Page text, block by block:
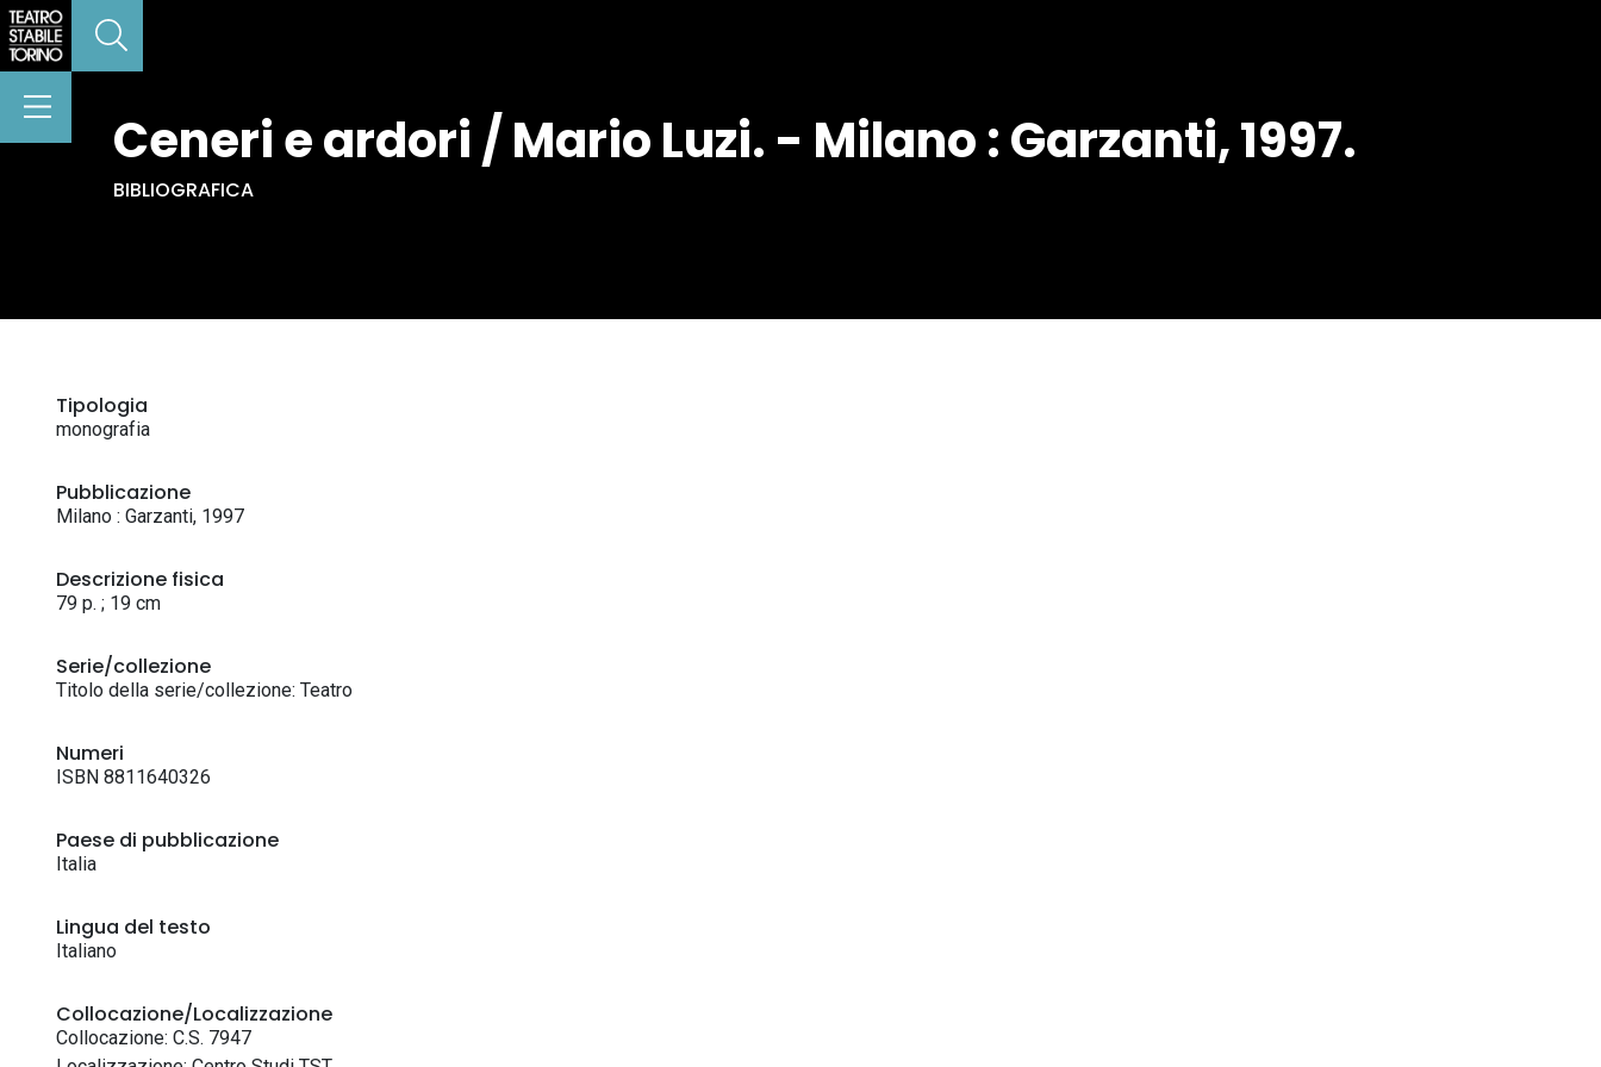
Ceneri e ardori / Mario Luzi. - Milano : Garzanti, 1997.
BIBLIOGRAFICA
Tipologia
monografia
Pubblicazione
Milano : Garzanti, 1997
Descrizione fisica
79 p. ; 19 cm
Serie/collezione
Titolo della serie/collezione: Teatro
Numeri
ISBN 8811640326
Paese di pubblicazione
Italia
Lingua del testo
Italiano
Collocazione/Localizzazione
Collocazione: C.S. 7947